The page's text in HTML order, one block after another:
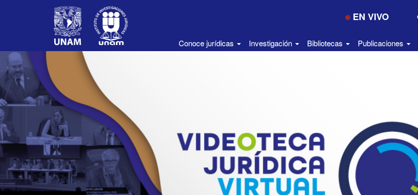
EN VIVO
Conoce jurídicas Investigación Bibliotecas Publicaciones